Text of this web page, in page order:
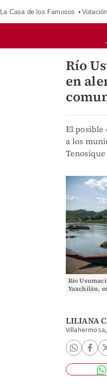
La Casa de los Famosos Votación
Río
en
El
a los
Río
Yaxchilán,
LILIANA